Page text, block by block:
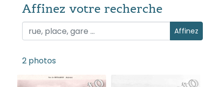
Affinez votre recherche
Affinez votre recherche Affinez
2 photos